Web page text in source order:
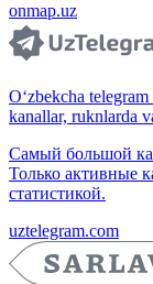
onmap.uz
O‘zbekcha
kanallar, ruknlarda
Самый большой
Только активные
статистикой.
uztelegram.com